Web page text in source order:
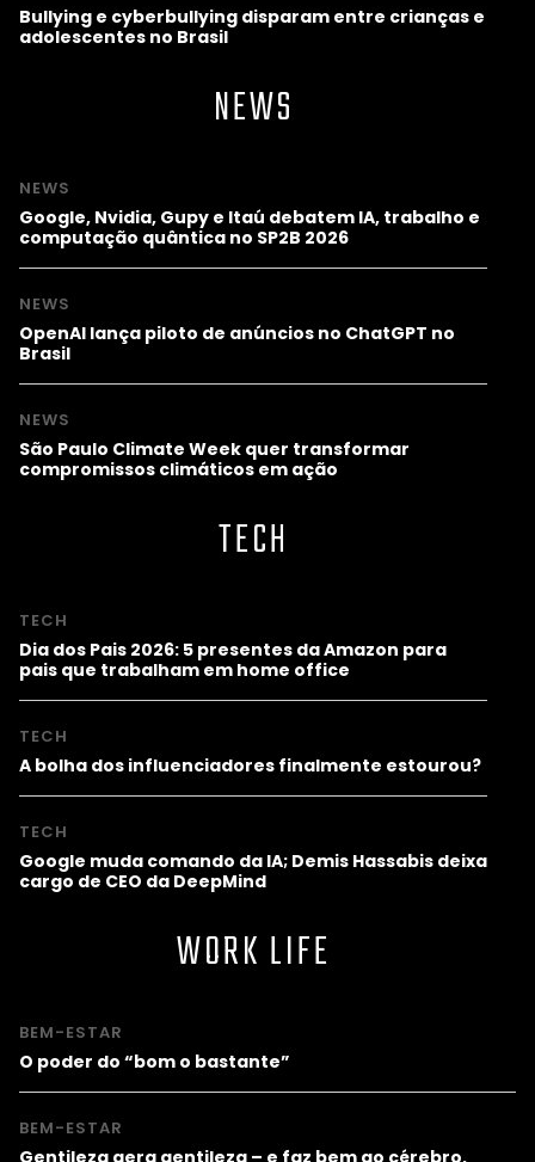
Bullying e cyberbullying disparam entre crianças e
adolescentes no Brasil
NEWS
NEWS
Google, Nvidia, Gupy e Itaú debatem IA, trabalho e
computação quântica no SP2B 2026
NEWS
OpenAI lança piloto de anúncios no ChatGPT no
Brasil
NEWS
São Paulo Climate Week quer transformar
compromissos climáticos em ação
TECH
TECH
Dia dos Pais 2026: 5 presentes da Amazon para
pais que trabalham em home office
TECH
A bolha dos influenciadores finalmente estourou?
TECH
Google muda comando da IA; Demis Hassabis deixa
cargo de CEO da DeepMind
WORK LIFE
BEM-ESTAR
O poder do “bom o bastante”
BEM-ESTAR
Gentileza gera gentileza – e faz bem ao cérebro,